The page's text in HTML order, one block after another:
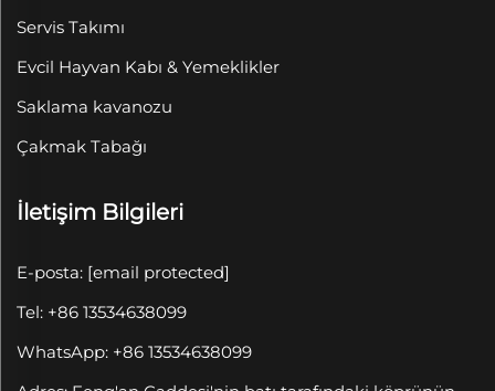
Servis Takımı
Evcil Hayvan Kabı & Yemeklikler
Saklama kavanozu
Çakmak Tabağı
İletişim Bilgileri
E-posta: [email protected]
Tel: +86 13534638099
WhatsApp: +86 13534638099